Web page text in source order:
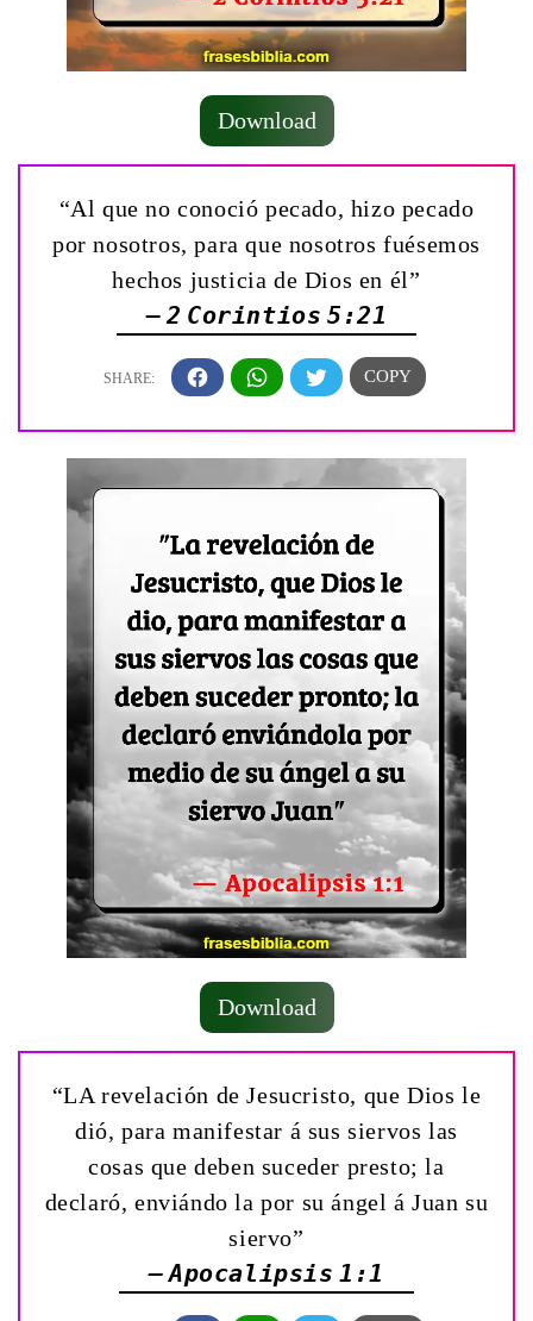
Download
“Al que no conoció pecado, hizo pecado
por nosotros, para que nosotros fuésemos
hechos justicia de Dios en él”
— 2 Corintios 5:21
Download
“LA revelación de Jesucristo, que Dios le
dió, para manifestar á sus siervos las
cosas que deben suceder presto; la
declaró, enviándo la por su ángel á Juan su
siervo”
— Apocalipsis 1:1